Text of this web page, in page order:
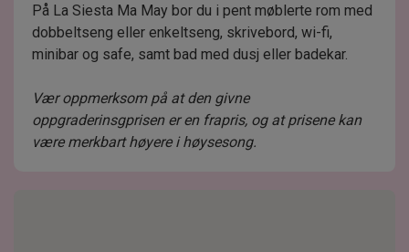
På La Siesta Ma May bor du i pent møblerte rom med
dobbeltseng eller enkeltseng, skrivebord, wi-fi,
minibar og safe, samt bad med dusj eller badekar.
Vær oppmerksom på at den givne
oppgraderinsgprisen er en frapris, og at prisene kan
være merkbart høyere i høysesong.